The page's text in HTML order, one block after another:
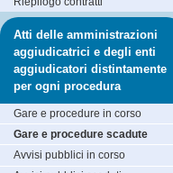
Atti delle amministrazioni
aggiudicatrici e degli enti
aggiudicatori distintamente
per ogni procedura
Gare e procedure in corso
Gare e procedure scadute
Avvisi pubblici in corso